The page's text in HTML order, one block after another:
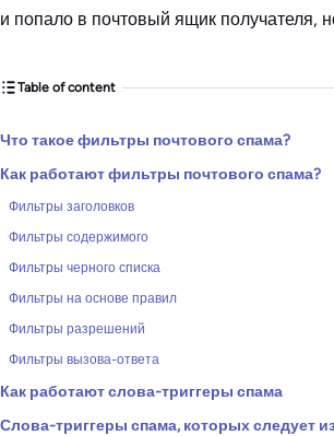
и попало в почтовый ящик получателя,
Table of content
Что такое фильтры почтового спама?
Как работают фильтры почтового спама?
Фильтры заголовков
Фильтры содержимого
Фильтры черного списка
Фильтры на основе правил
Фильтры разрешений
Фильтры вызова-ответа
Как работают слова-триггеры спама
Слова-триггеры спама, которых следует